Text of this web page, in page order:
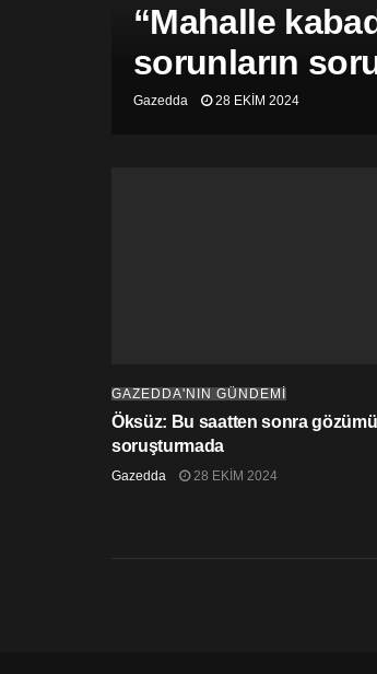
“Mahalle
sorunların
Gazedda 28 EKIM 2024
GAZEDDA'NIN GÜNDEMİ
Öksüz: Bu saatten sonra
soruşturmada
Gazedda 28 EKIM 2024